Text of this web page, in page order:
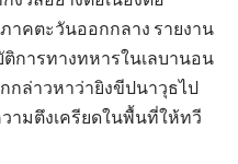
คตะวันออกกลาง รายงาน
การทางทหารในเลบานอน
กล่าวหาว่ายิงขีปนาวุธไป
วามตึงเครียดในพื้นที่ให้ทวี